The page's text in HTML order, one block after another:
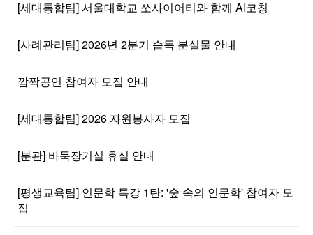
[세대통합팀] 서울대학교 쏘사이어티와 함께 AI코칭
[사례관리팀] 2026년 2분기 습득 분실물 안내
깜짝공연 참여자 모집 안내
[세대통합팀] 2026 자원봉사자 모집
[분관] 바둑장기실 휴실 안내
[평생교육팀] 인문학 특강 1탄: '숲 속의 인문학' 참여자 모
집